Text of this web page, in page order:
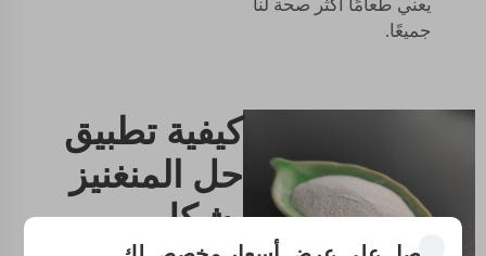
يعني طعامًا أكثر صحة لنا
جميعًا.
كيفية تطبيق
حل المنغنيز
بشكل